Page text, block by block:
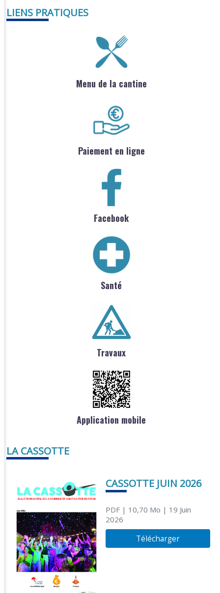
LIENS PRATIQUES
Menu de la cantine
Paiement en ligne
Facebook
Santé
Travaux
Application mobile
LA CASSOTTE
CASSOTTE JUIN 2026
PDF| 10,70 Mo | 19 Juin
2026
Télécharger